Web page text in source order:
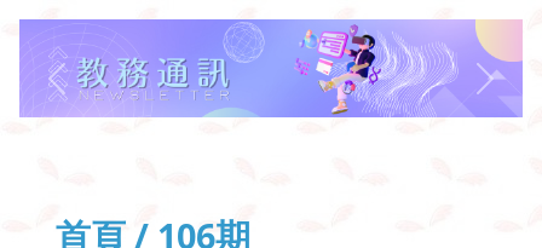
Previous Next
首頁 / 106期